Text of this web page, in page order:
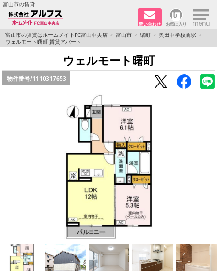
富山市の賃貸
問い合わせ お気に入り ×
TOPページ
ペット同居はご相談ください
路線·駅から探す
富山市の賃貸はホームメイトFC富山中央店 富山市 曙町
奥田中学校前駅
ウェルモート曙町 賃貸アパート
ウェルモート曙町
物件番号/1110317653